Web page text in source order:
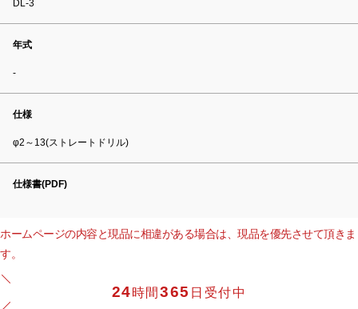
DL-3
年式
-
仕様
φ2～13(ストレートドリル)
仕様書(PDF)
ホームページの内容と現品に相違がある場合は、現品を優先させて頂きま
す。
24時間365 日受付中